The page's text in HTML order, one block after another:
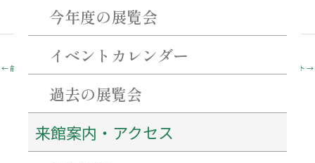
今年度の展覧会
イベントカレンダー
過去の展覧会
来館案内・アクセス
← 前のイベント 次のイベント →
最近の投稿